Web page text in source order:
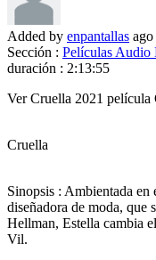
Added by enpantallas ago
Sección : Películas Audio
duración : 2:13:55
Ver Cruella 2021 película
Cruella
Sinopsis : Ambientada
diseñadora de moda, que
Hellman, Estella cambia
Vil.